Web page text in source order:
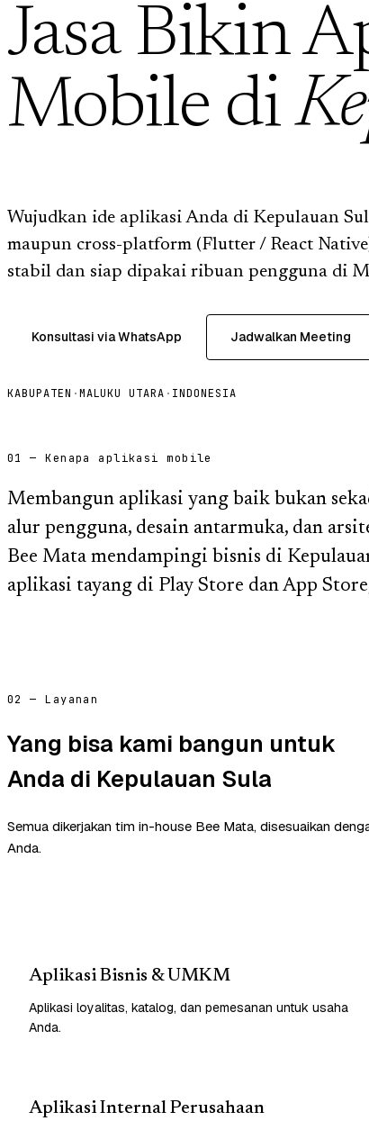
Jasa Bikin
Mobile di
Wujudkan ide aplikasi Anda di Kepulauan
maupun cross-platform (Flutter / React
stabil dan siap dipakai ribuan pengguna di
Konsultasi via WhatsApp Jadwalkan Meeting
KABUPATEN ·MALUKU UTARA · INDONESIA
01 — Kenapa aplikasi mobile
Membangun aplikasi yang baik bukan
alur pengguna, desain antarmuka, dan
Bee Mata mendampingi bisnis di
aplikasi tayang di Play Store dan App
02 — Layanan
Yang bisa kami bangun untuk
Anda di Kepulauan Sula
Semua dikerjakan tim in-house Bee Mata, disesuaikan
Anda.
Aplikasi Bisnis & UMKM
Aplikasi loyalitas, katalog, dan pemesanan untuk usaha
Anda.
Aplikasi Internal Perusahaan